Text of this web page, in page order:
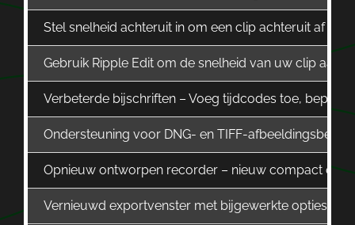
Stel snelheid achteruit in om een clip achteruit af te
Gebruik Ripple Edit om de snelheid van uw clip aan
Verbeterde bijschriften – Voeg tijdcodes toe, bepaal
Ondersteuning voor DNG- en TIFF-
Opnieuw ontworpen recorder – nieuw compact
Vernieuwd exportvenster met bijgewerkte opties en